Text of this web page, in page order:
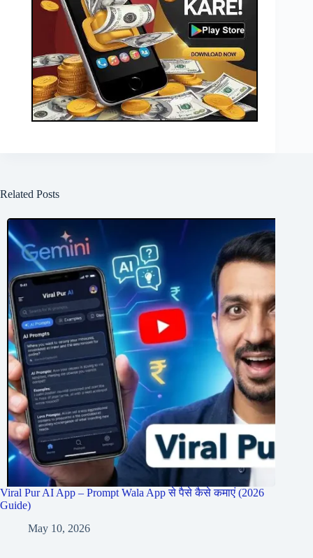
Related Posts
Viral Pur AI App – Prompt Wala App से पैसे कैसे कमाएं (2026
Guide)
May 10, 2026